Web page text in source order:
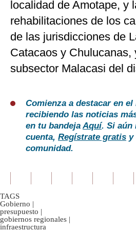
localidad de Amotape, y
rehabilitaciones de los
de las jurisdicciones de
Catacaos y Chulucanas,
subsector Malacasi del
Comienza a destacar en
recibiendo las noticias
en tu bandejaAquí. Si aún
cuenta, Regístrate gratis y
comunidad.
TAGS
Gobierno |
presupuesto |
gobiernos regionales |
infraestructura